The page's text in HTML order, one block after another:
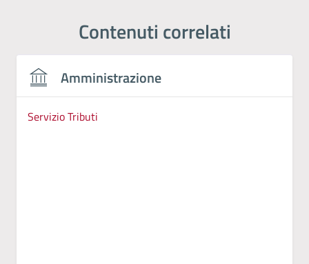
Contenuti correlati
Amministrazione
Servizio Tributi